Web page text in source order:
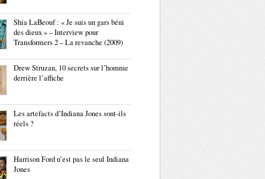
Shia LaBeouf : « Je suis un gars béni
des dieux » – Interview pour
Transformers 2 – La revanche (2009)
Drew Struzan, 10 secrets sur l’homme
derrière l’affiche
Les artefacts d’Indiana Jones sont-ils
réels ?
Harrison Ford n’est pas le seul Indiana
Jones